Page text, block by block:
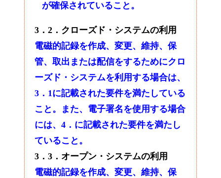
が確保されていること。
3．2．クローズド・システムの利用
電磁的記録を作成、変更、維持、保
管、取出または配信をするためにクロ
ーズド・システムを利用する場合は、
3．1に記載された要件を満たしている
こと。また、電子署名を使用する場合
には、4．に記載された要件を満たし
ていること。
3．3．オープン・システムの利用
電磁的記録を作成、変更、維持、保